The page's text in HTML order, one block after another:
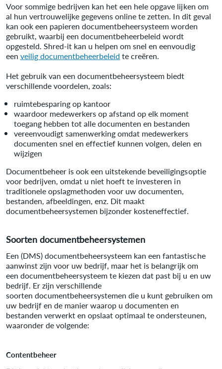
Voor sommige bedrijven kan het een hele opgave lijken om
al hun vertrouwelijke gegevens online te zetten. In dit geval
kan ook een papieren documentbeheersysteem worden
gebruikt, waarbij een documentbeheerbeleid wordt
opgesteld. Shred-it kan u helpen om snel en eenvoudig
eenveilig documentbeheerbeleid te creëren.
Het gebruik van een documentbeheersysteem biedt
verschillende voordelen, zoals:
ruimtebesparing op kantoor
waardoor medewerkers op afstand op elk moment
toegang hebben tot alle documenten en bestanden
vereenvoudigt samenwerking omdat medewerkers
documenten snel en effectief kunnen volgen, delen en
wijzigen
Documentbeheer is ook een uitstekende beveiligingsoptie
voor bedrijven, omdat u niet hoeft te investeren in
traditionele opslagmethoden voor uw documenten,
bestanden, afbeeldingen, enz. Dit maakt
documentbeheersystemen bijzonder kosteneffectief.
Soorten documentbeheersystemen
Een (DMS) documentbeheersysteem kan een fantastische
aanwinst zijn voor uw bedrijf, maar het is belangrijk om
een documentbeheersysteem te kiezen dat past bij u en uw
bedrijf. Er zijn verschillende
soorten documentbeheersystemen die u kunt gebruiken om
uw bedrijf en de manier waarop u documenten en
bestanden verwerkt en opslaat optimaal te ondersteunen,
waaronder de volgende:
Contentbeheer